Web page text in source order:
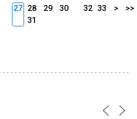
27 28 29
30
31
32 33 > >>